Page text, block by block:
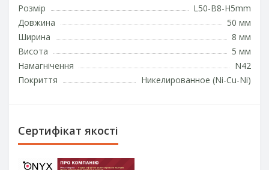
Розмір
L50-B8-H5mm
Довжина
50 мм
Ширина
8 мм
Висота
5 мм
Намагнічення
N42
Покриття
Никелированное (Ni-Cu-Ni)
Сертифікат якості